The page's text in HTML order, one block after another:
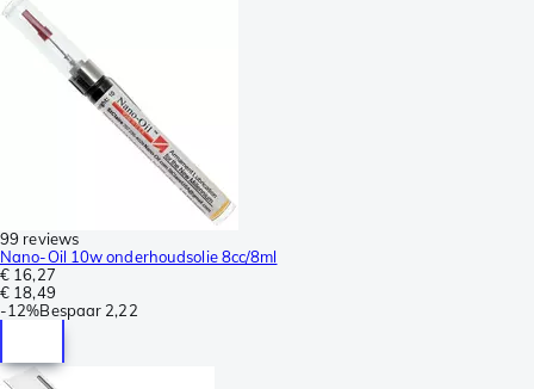
99 reviews
Nano-Oil 10w onderhoudsolie 8cc/8ml
€ 16,27
€ 18,49
-12%Bespaar 2,22